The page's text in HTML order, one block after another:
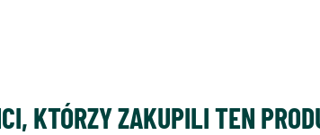
KTÓRZY ZAKUPILI TEN